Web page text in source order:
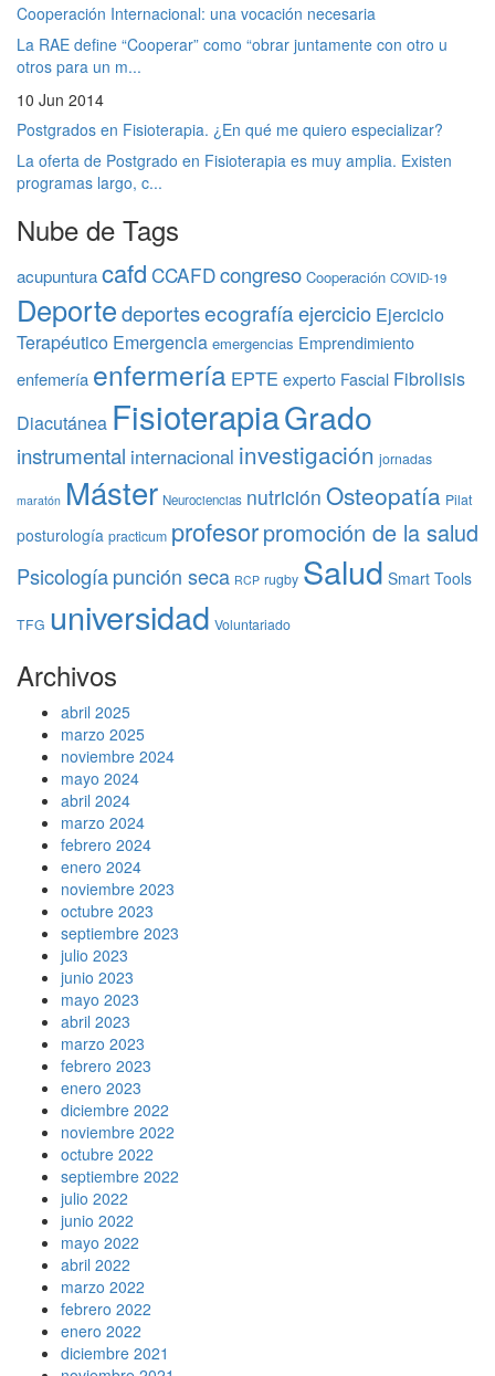
Cooperación Internacional: una vocación necesaria
La RAE define “Cooperar” como “obrar juntamente con otro u
otros para un m...
10 Jun 2014
Postgrados en Fisioterapia. ¿En qué me quiero especializar?
La oferta de Postgrado en Fisioterapia es muy amplia. Existen
programas largo, c...
Nube de Tags
acupunturacafd CCAFDcongreso Cooperación COVID-19
Deportedeportesecografíaejercicio Ejercicio
Terapéutico Emergencia emergencias Emprendimiento
enfemería enfermería EPTE experto Fascial Fibrolisis
Diacutánea FisioterapiaGrado
instrumental internacional investigación jornadas
maratón Máster Neurociencias nutrición Osteopatía Pilat
posturología practicum profesorpromoción de la salud
Psicologíapunción seca RCP rugby Salud Smart Tools
TFG universidad Voluntariado
Archivos
abril 2025
marzo 2025
noviembre 2024
mayo 2024
abril 2024
marzo 2024
febrero 2024
enero 2024
noviembre 2023
octubre 2023
septiembre 2023
julio 2023
junio 2023
mayo 2023
abril 2023
marzo 2023
febrero 2023
enero 2023
diciembre 2022
noviembre 2022
octubre 2022
septiembre 2022
julio 2022
junio 2022
mayo 2022
abril 2022
marzo 2022
febrero 2022
enero 2022
diciembre 2021